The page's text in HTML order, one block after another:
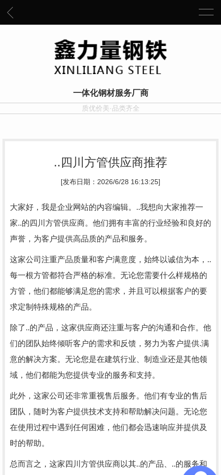
一体化钢材服务厂商
质优价美·品类齐全
..四川方管供应商推荐
[发布日期：2026/6/28 16:13:25]
大家好，我是企业网站的内容编辑。..我想向大家推荐一
家..的四川方管供应商。他们拥有丰富的行业经验和良好的
声誉，为客户提供高品质的产品和服务。
这家公司注重产品质量和客户满意度，始终以诚信为本，..
每一根方管都符合严格的标准。无论您需要什么样规格的
方管，他们都能够满足您的需求，并且可以根据客户的要
求定制特殊规格的产品。
除了..的产品，这家供应商还注重与客户的沟通和合作。他
们的团队始终倾听客户的需求和反馈，努力为客户提供.满
意的解决方案。无论您是在建筑行业、制造业还是其他领
域，他们都能为您提供专业的服务和支持。
此外，这家公司还非常重视售后服务。他们有专业的售后
团队，随时为客户提供技术支持和帮助解决问题。无论您
在使用过程中遇到任何困难，他们都会迅速响应并提供及
时的帮助。
总而言之，这家四川方管供应商以其..的产品、..的服务和